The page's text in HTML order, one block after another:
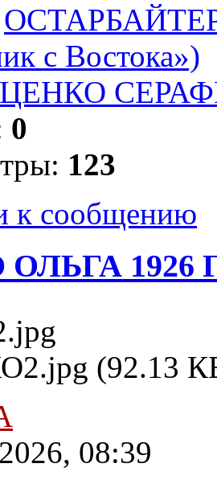
с Востока»)
0
123
к сообщению
1926
(92.13
08:39